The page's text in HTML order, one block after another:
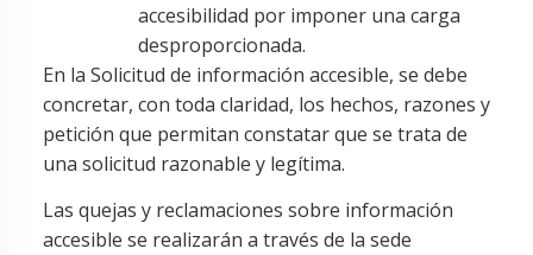
accesibilidad por imponer una carga
desproporcionada.
En la Solicitud de información accesible, se debe
concretar, con toda claridad, los hechos, razones y
petición que permitan constatar que se trata de
una solicitud razonable y legítima.
Las quejas y reclamaciones sobre información
accesible se realizarán a través de la sede